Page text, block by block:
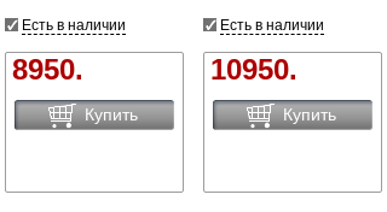
Есть в наличии
8950.
Купить
Есть в наличии
10950.
Купить